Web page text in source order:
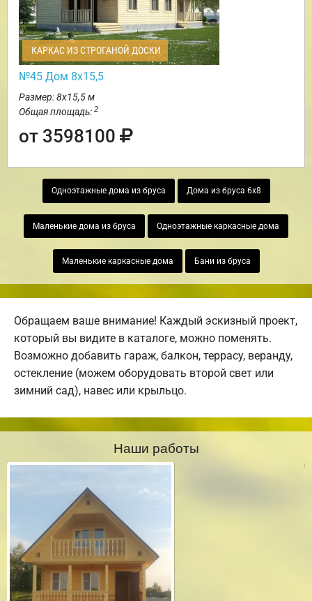
КАРКАС ИЗ СТРОГАНОЙ ДОСКИ
№45 Дом 8х15,5
Размер: 8х15,5 м
Общая площадь: 2
от 3598100
Одноэтажные дома из бруса Дома из бруса 6х8
Маленькие дома из бруса Одноэтажные каркасные дома
Маленькие каркасные дома Бани из бруса
Обращаем ваше внимание! Каждый эскизный проект,
который вы видите в каталоге, можно поменять.
Возможно добавить гараж, балкон, террасу, веранду,
остекление (можем оборудовать второй свет или
зимний сад), навес или крыльцо.
Наши работы